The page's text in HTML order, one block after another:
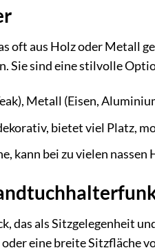
oft aus Holz oder Metall
Sie sind eine stilvolle
Metall (Eisen,
bietet viel Platz,
kann bei zu vielen
das als Sitzgelegenheit
eine breite Sitzfläche